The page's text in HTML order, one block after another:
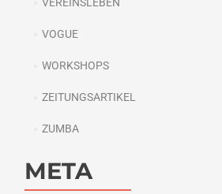
VOGUE
WORKSHOPS
ZEITUNGSARTIKEL
ZUMBA
META